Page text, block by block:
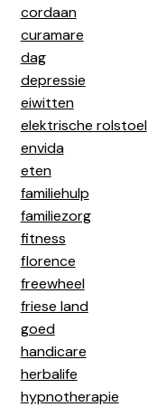
cordaan
curamare
dag
depressie
eiwitten
elektrische rolstoel
envida
eten
familiehulp
familiezorg
fitness
florence
freewheel
friese land
goed
handicare
herbalife
hypnotherapie